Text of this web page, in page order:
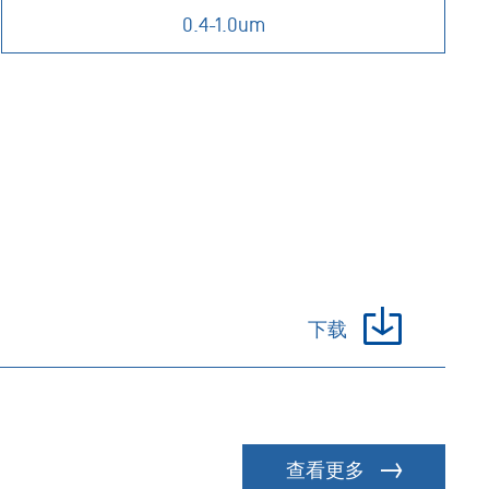
0.4-1.0um
下载
查看更多